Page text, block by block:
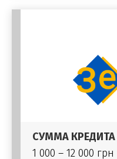
СУММА КРЕДИТА
1 000 – 12 000 грн